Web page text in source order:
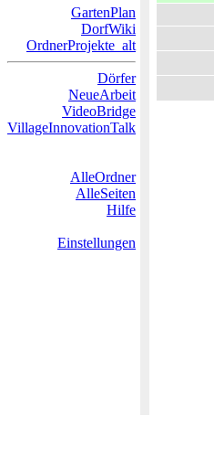
GartenPlan
DorfWiki
OrdnerProjekte_alt
Dörfer
NeueArbeit
VideoBridge
VillageInnovationTalk
AlleOrdner
AlleSeiten
Hilfe
Einstellungen